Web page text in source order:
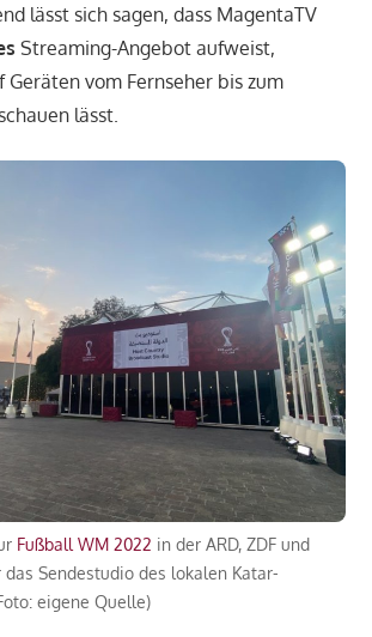
lässt sich sagen, dass MagentaTV
Streaming-Angebot aufweist,
Geräten vom Fernseher bis zum
lässt.
Fußball WM 2022 in der ARD, ZDF und
Sendestudio des lokalen Katar-
eigene Quelle)